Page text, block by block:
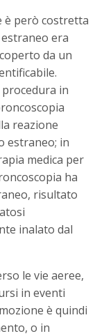
è però costretta
era
da un
in
reazione
estraneo; in
medica per
ha
risultato
inalato dal
le vie aeree,
in eventi
è quindi
o in